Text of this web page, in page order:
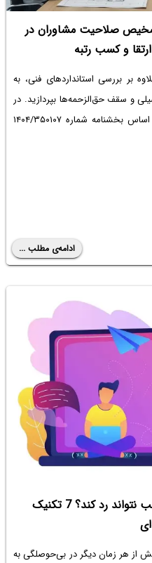
صلاحیت مشاوران در
بر بررسی استانداردهای فنی، به
و سقف حق‌الزحمه‌ها بپردازید. در
ادامه، بدنه اصلی این مقاله جامع را بر اساس بخشنامه شماره ۱۴۰۴/۳۵۰۱۰۷
ادامه‌ی مطلب ...
چطور ویدیو بسازیم که مخاطب نتواند رد کند؟ 7 تکنیک
از هر زمان دیگر در بی‌حوصلگی به